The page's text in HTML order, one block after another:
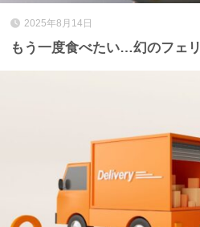
2025年8月14日
もう一度食べたい…幻のフェ